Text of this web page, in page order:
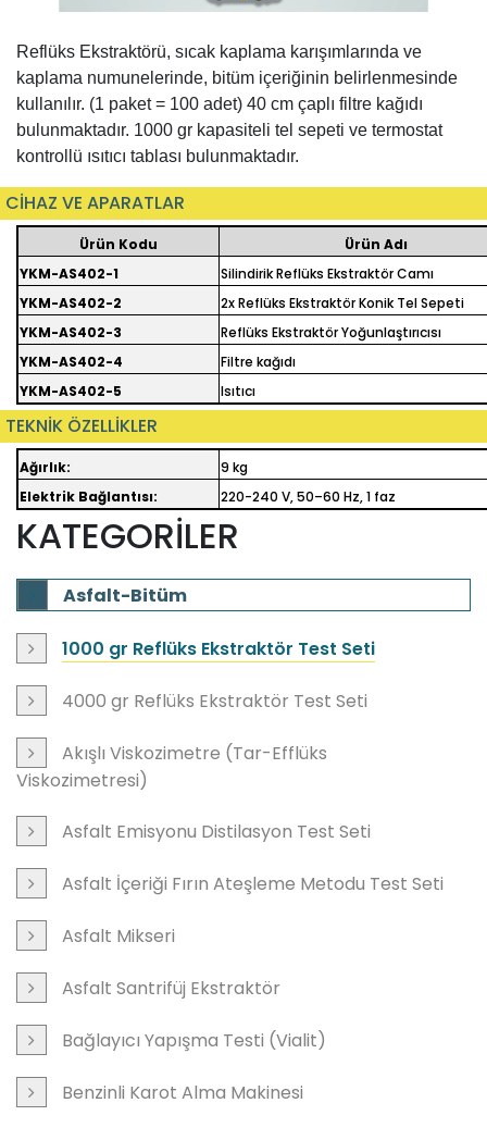
Reflüks Ekstraktörü, sıcak kaplama karışımlarında ve
kaplama numunelerinde, bitüm içeriğinin belirlenmesinde
kullanılır. (1 paket = 100 adet) 40 cm çaplı filtre kağıdı
bulunmaktadır. 1000 gr kapasiteli tel sepeti ve termostat
kontrollü ısıtıcı tablası bulunmaktadır.
CİHAZ VE APARATLAR
Ürün Kodu
Ürün Adı
YKM-AS402-1
Silindirik Reflüks Ekstraktör Camı
YKM-AS402-2
2x Reflüks Ekstraktör Konik Tel Sepeti
YKM-AS402-3
Reflüks Ekstraktör Yoğunlaştırıcısı
YKM-AS402-4
Filtre kağıdı
YKM-AS402-5
Isıtıcı
TEKNİK ÖZELLİKLER
Ağırlık:
9 kg
Elektrik Bağlantısı:
220-240 V, 50–60 Hz, 1 faz
KATEGORİLER
Asfalt-Bitüm
1000 gr Reflüks Ekstraktör Test Seti
4000 gr Reflüks Ekstraktör Test Seti
Akışlı Viskozimetre (Tar-Efflüks
Viskozimetresi)
Asfalt Emisyonu Distilasyon Test Seti
Asfalt İçeriği Fırın Ateşleme Metodu Test Seti
Asfalt Mikseri
Asfalt Santrifüj Ekstraktör
Bağlayıcı Yapışma Testi (Vialit)
Benzinli Karot Alma Makinesi